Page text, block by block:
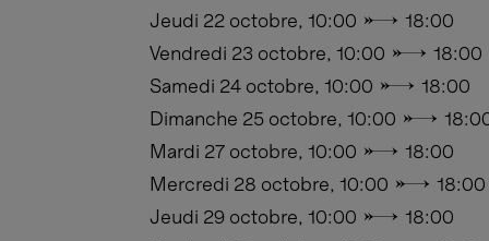
Jeudi 22 octobre, 10:00 → 18:00
Vendredi 23 octobre, 10:00 → 18:00
Samedi 24 octobre, 10:00 → 18:00
Dimanche 25 octobre, 10:00 →
Mardi 27 octobre, 10:00 → 18:00
Mercredi 28 octobre, 10:00 → 18:00
Jeudi 29 octobre, 10:00 → 18:00